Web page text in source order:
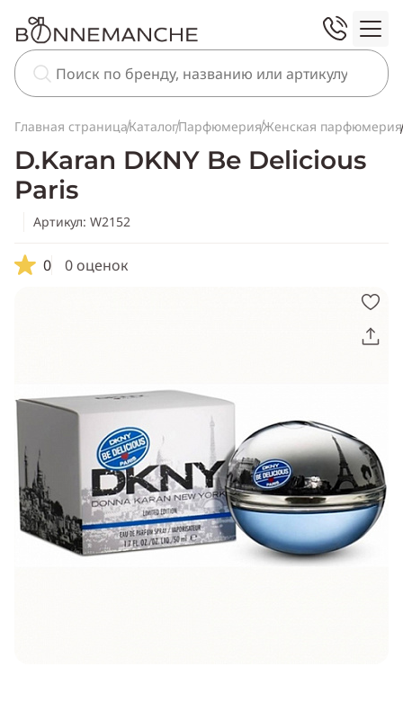
Главная страницаКаталогПарфюмерияЖенская парфюмерия
D.Karan DKNY Be Delicious
Paris
Артикул: W2152
0 0 оценок
Telegram
WhatsApp
Viber